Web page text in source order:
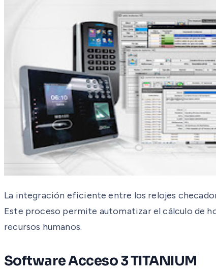
La integración eficiente entre los relojes
Este proceso permite automatizar el cálculo de
recursos humanos.
Software Acceso 3 TITANIUM